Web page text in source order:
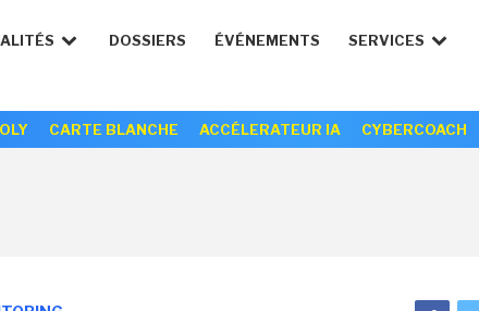
DOSSIERS ÉVÉNEMENTS SERVICES
CARTE BLANCHE ACCÉLERATEUR IA CYBERCOACH